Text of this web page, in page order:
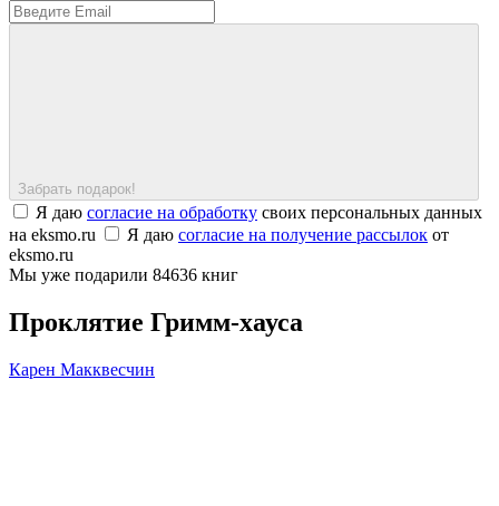
Забрать подарок!
Я даю согласие на обработку своих персональных данных
на eksmo.ru
Я даю согласие на получение рассылок от
eksmo.ru
Мы уже подарили 84636 книг
Проклятие Гримм-хауса
Карен Макквесчин